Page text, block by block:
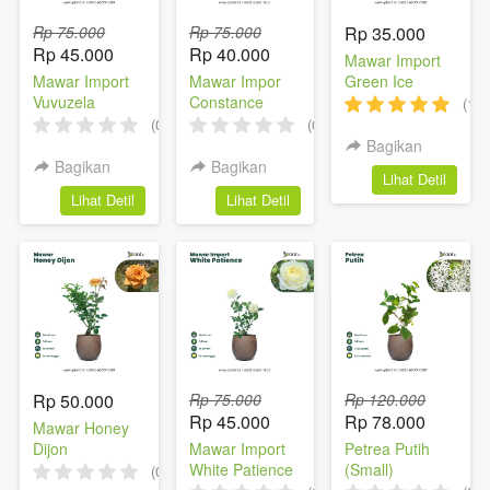
Rp 75.000
Rp 45.000
Mawar Import
Vuvuzela
(0)
Bagikan
`Lihat Detil
Rp 75.000
Rp 40.000
Mawar Impor
Constance
(0)
Bagikan
`
Lihat Detil
Rp 35.000
Mawar Import
Green Ice
(1)
Bagikan
`Lihat Detil
Rp 50.000
Mawar Honey
Dijon
(0)
Rp 75.000
Rp 45.000
Mawar Import
White Patience
Rp 120.000
Rp 78.000
Petrea Putih
(Small)